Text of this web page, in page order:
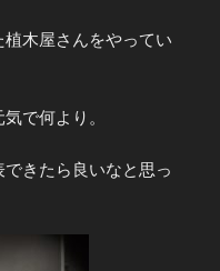
木屋さんをやってい
で何より。
きたら良いなと思っ